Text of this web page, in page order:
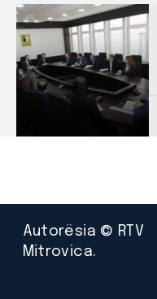
Autorësia © RTV
Mitrovica.